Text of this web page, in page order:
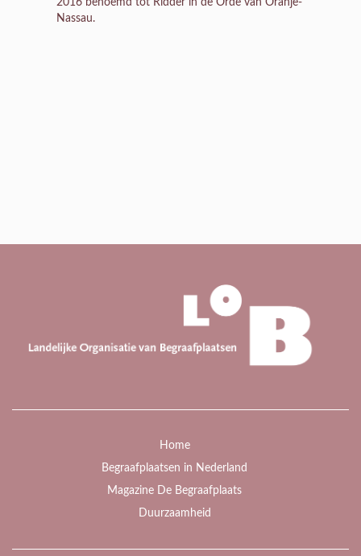
2016 benoemd tot Ridder in de Orde van Oranje-
Nassau.
Home
Begraafplaatsen in Nederland
Magazine De Begraafplaats
Duurzaamheid